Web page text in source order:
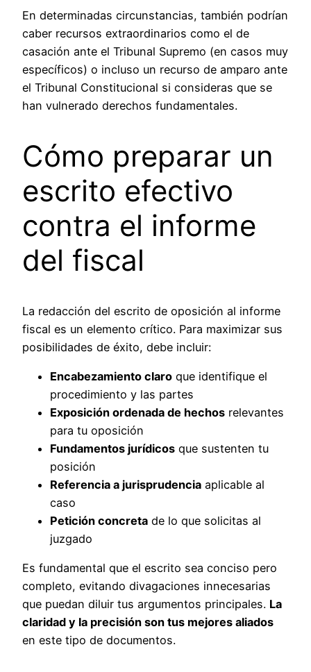
En determinadas circunstancias, también podrían
caber recursos extraordinarios como el de
casación ante el Tribunal Supremo (en casos muy
específicos) o incluso un recurso de amparo ante
el Tribunal Constitucional si consideras que se
han vulnerado derechos fundamentales.
Cómo preparar un
escrito efectivo
contra el informe
del fiscal
La redacción del escrito de oposición al informe
fiscal es un elemento crítico. Para maximizar sus
posibilidades de éxito, debe incluir:
Encabezamiento claro que identifique el
procedimiento y las partes
Exposición ordenada de hechos relevantes
para tu oposición
Fundamentos jurídicos que sustenten tu
posición
Referencia a jurisprudencia aplicable al
caso
Petición concreta de lo que solicitas al
juzgado
Es fundamental que el escrito sea conciso pero
completo, evitando divagaciones innecesarias
que puedan diluir tus argumentos principales. La
claridad y la precisión son tus mejores aliados
en este tipo de documentos.